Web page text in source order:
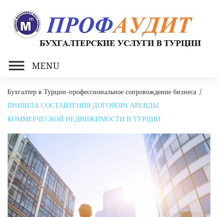
content
MENU
Бухгалтер в Турции-профессиональное сопровождение бизнеса /
ПРАВИЛА СОСТАВЛЕНИЯ ДОГОВОРА АРЕНДЫ
КОММЕРЧЕСКОЙ НЕДВИЖИМОСТИ В ТУРЦИИ